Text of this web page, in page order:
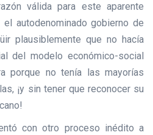
válida para este aparente
autodenominado gobierno de
plausiblemente que no hacía
del modelo económico-social
porque no tenía las mayorías
¡y sin tener que reconocer su
con otro proceso inédito a